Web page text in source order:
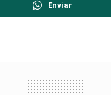
Enviar